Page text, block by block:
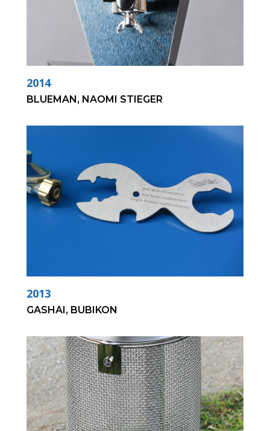
2014
BLUEMAN, NAOMI STIEGER
2013
GASHAI, BUBIKON